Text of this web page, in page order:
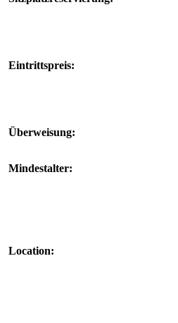
Eintrittspreis:
Überweisung:
Mindestalter:
Location: